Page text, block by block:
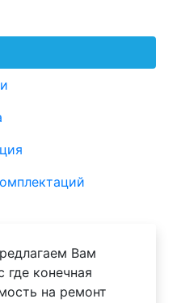
Вам
где конечная
на ремонт